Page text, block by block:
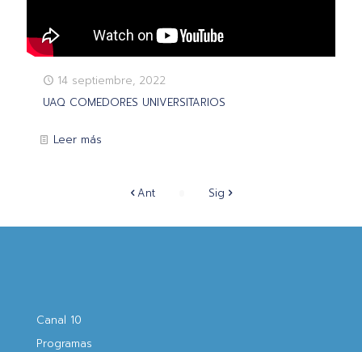
14 septiembre, 2022
UAQ COMEDORES UNIVERSITARIOS
Leer más
Ant Sig
Canal 10
Programas